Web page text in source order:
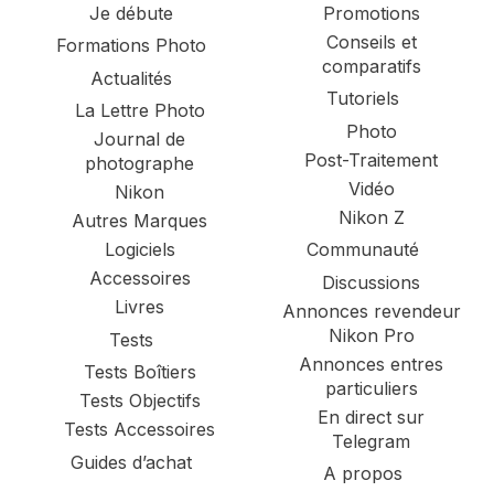
Je débute
Formations Photo
Actualités
La Lettre Photo
Journal de
photographe
Nikon
Autres Marques
Logiciels
Accessoires
Livres
Tests
Tests Boîtiers
Tests Objectifs
Tests Accessoires
Guides d’achat
Promotions
Conseils et
comparatifs
Tutoriels
Photo
Post-Traitement
Vidéo
Nikon Z
Communauté
Discussions
Annonces revendeur
Nikon Pro
Annonces entres
particuliers
En direct sur
Telegram
A propos